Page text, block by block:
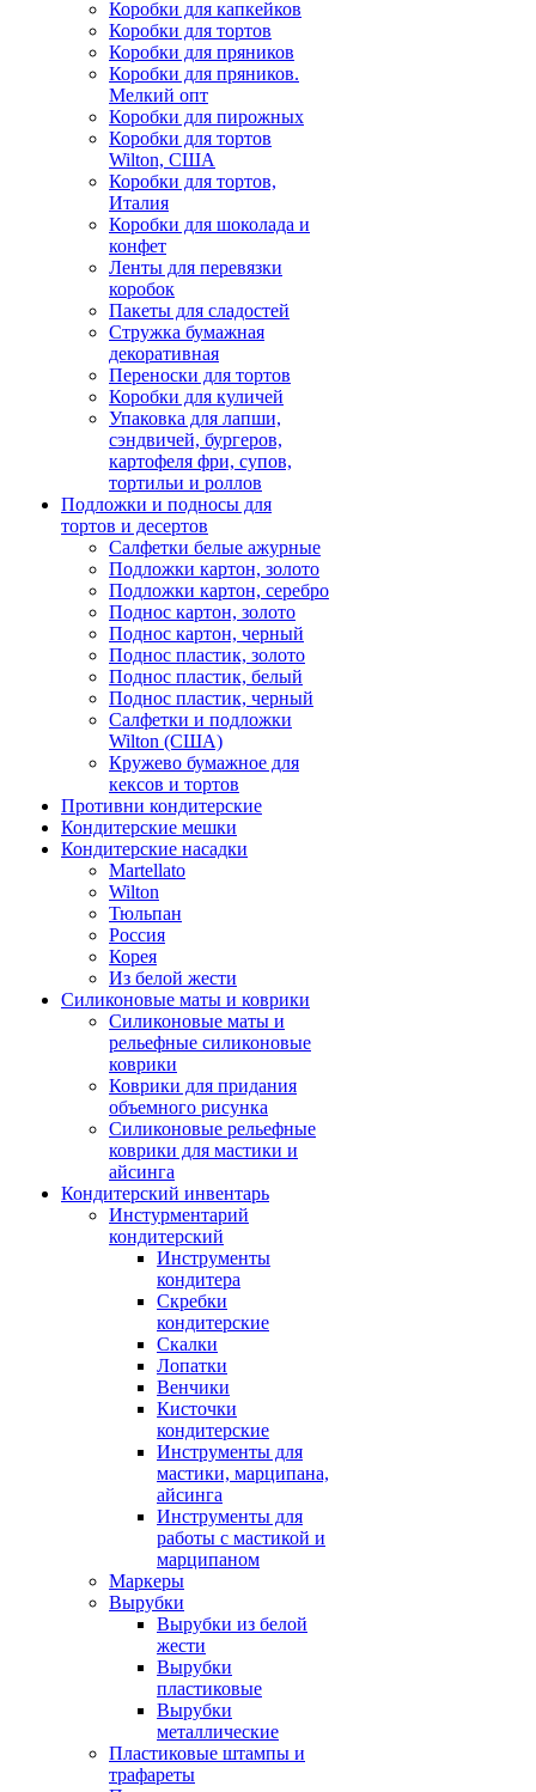
Коробки для капкейков
Коробки для тортов
Коробки для пряников
Коробки для пряников.
Мелкий опт
Коробки для пирожных
Коробки для тортов
Wilton, США
Коробки для тортов,
Италия
Коробки для шоколада и
конфет
Ленты для перевязки
коробок
Пакеты для сладостей
Стружка бумажная
декоративная
Переноски для тортов
Коробки для куличей
Упаковка для лапши,
сэндвичей, бургеров,
картофеля фри, супов,
тортильи и роллов
Подложки и подносы для
тортов и десертов
Салфетки белые ажурные
Подложки картон, золото
Подложки картон, серебро
Поднос картон, золото
Поднос картон, черный
Поднос пластик, золото
Поднос пластик, белый
Поднос пластик, черный
Салфетки и подложки
Wilton (США)
Кружево бумажное для
кексов и тортов
Противни кондитерские
Кондитерские мешки
Кондитерские насадки
Martellato
Wilton
Тюльпан
Россия
Корея
Из белой жести
Силиконовые маты и коврики
Силиконовые маты и
рельефные силиконовые
коврики
Коврики для придания
объемного рисунка
Силиконовые рельефные
коврики для мастики и
айсинга
Кондитерский инвентарь
Инстурментарий
кондитерский
Инструменты
кондитера
Скребки
кондитерские
Скалки
Лопатки
Венчики
Кисточки
кондитерские
Инструменты для
мастики, марципана,
айсинга
Инструменты для
работы с мастикой и
марципаном
Маркеры
Вырубки
Вырубки из белой
жести
Вырубки
пластиковые
Вырубки
металлические
Пластиковые штампы и
трафареты